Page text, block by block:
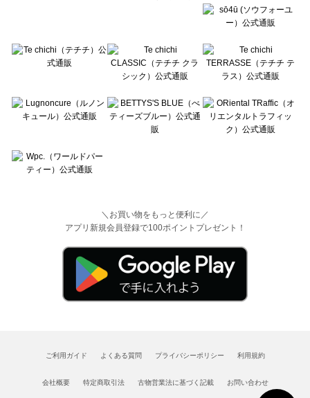
＼お買い物をもっと便利に／
アプリ新規会員登録で100ポイントプレゼント！
ご利用ガイド よくある質問 プライバシーポリシー 利用規約
会社概要 特定商取引法 古物営業法に基づく記載 お問い合わせ